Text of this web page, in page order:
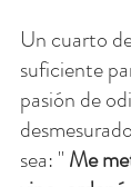
Un cuarto
suficiente
pasión de
sea: " Me